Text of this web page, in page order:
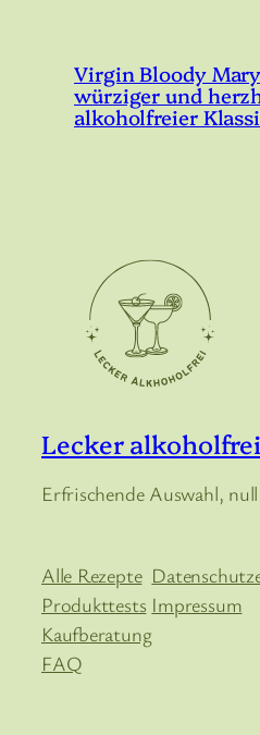
Virgin Bloody
würziger und
alkoholfreier
Lecker alkoholfrei
Erfrischende Auswahl,
Alle Rezepte
Produkttests
Kaufberatung
FAQ
Impressum